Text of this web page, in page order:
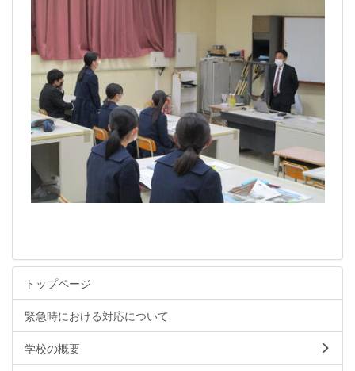
トップページ
緊急時における対応について
学校の概要